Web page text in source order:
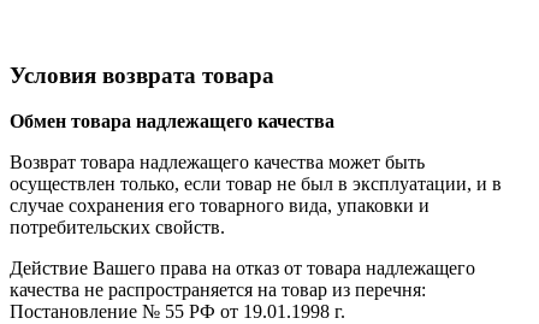
Условия возврата товара
Обмен товара надлежащего качества
Возврат товара надлежащего качества может быть
осуществлен только, если товар не был в эксплуатации, и в
случае сохранения его товарного вида, упаковки и
потребительских свойств.
Действие Вашего права на отказ от товара надлежащего
качества не распространяется на товар из перечня:
Постановление № 55 РФ от 19.01.1998 г.